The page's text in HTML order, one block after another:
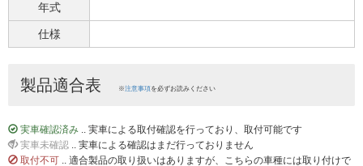
年式
仕様
製品適合表 ※注意事項を必ずお読みください
実車確認済み .. 実車による取付確認を行っており、取付可能です
実車未確認 .. 実車による確認はまだ行っておりません
取付不可 .. 適合製品の取り扱いはありますが、こちらの車種には取り付けで